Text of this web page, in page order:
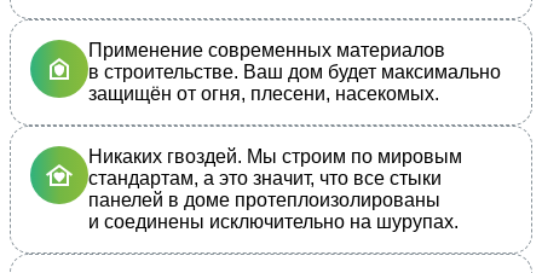
Применение современных материалов
в строительстве. Ваш дом будет максимально
защищён от огня, плесени, насекомых.
Никаких гвоздей. Мы строим по мировым
стандартам, а это значит, что все стыки
панелей в доме протеплоизолированы
и соединены исключительно на шурупах.